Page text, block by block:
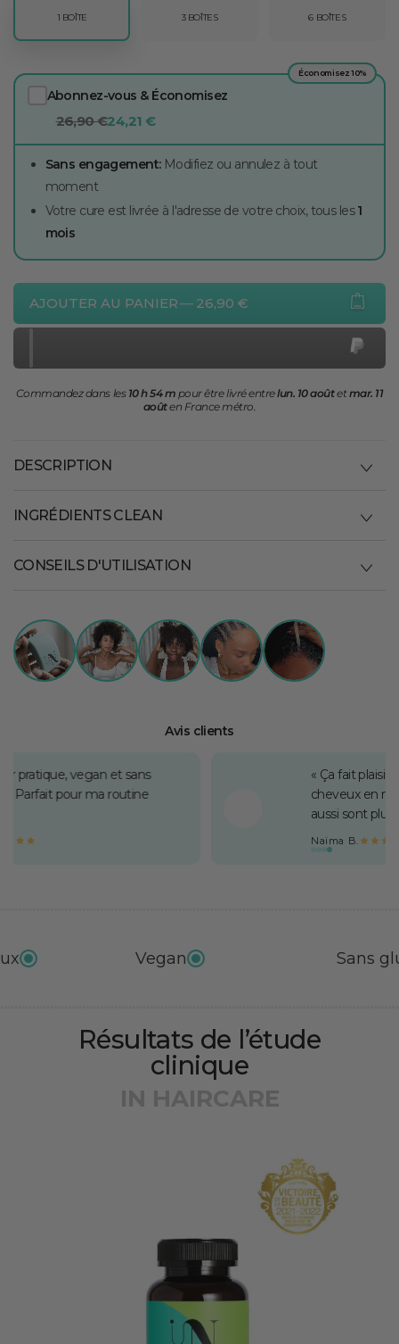
1 BOÎTE 3 BOÎTES 6 BOÎTES
Économisez 10%
Abonnez-vous & Économisez
26,90 €24,21 €
Sans engagement:Modifiez ou annulez à tout
moment
Votre cure est livrée à l'adresse de votre choix, tous les1
mois
AJOUTER AU PANIER— 26,90 €
Commandez dans les 10 h 54 m pour être livré entrelun. 10 aoûtetmar. 11
aoûten France métro.
DESCRIPTION
INGRÉDIENTS CLEAN
CONSEILS D'UTILISATION
Avis clients
sa cure pousse
Mes ongles
« Le goût pomme est
change des gélules
matin et j'oublie !
Vegan
Résultats de l’étude
clinique
IN HAIRCARE